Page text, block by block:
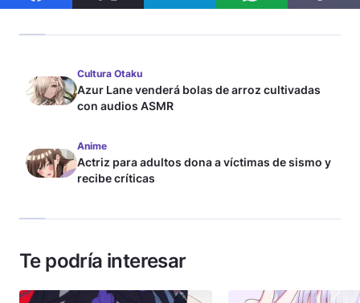
Cultura Otaku
Azur Lane venderá bolas de arroz cultivadas
con audios ASMR
Anime
Actriz para adultos dona a víctimas de sismo y
recibe críticas
Te podría interesar